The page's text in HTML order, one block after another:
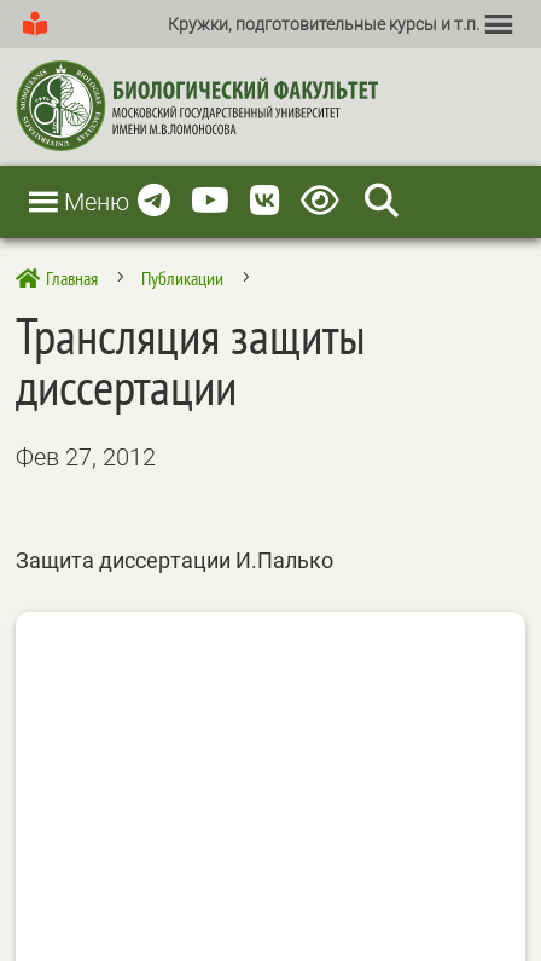
Кружки, подготовительные курсы и т.п.
Меню
 Главная 5 Публикации 5
Трансляция защиты
диссертации
Фев 27, 2012
Защита диссертации И.Палько